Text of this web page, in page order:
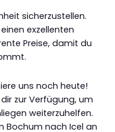
sicherzustellen.
exzellenten
Preise, damit du
uns noch heute!
zur Verfügung, um
weiterzuhelfen.
Bochum nach Icel an